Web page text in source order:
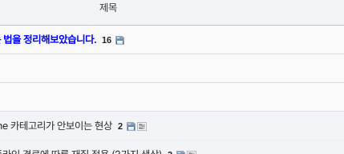
제목
을 정리해보았습니다. 16
카테고리가 안보이는 현상 2